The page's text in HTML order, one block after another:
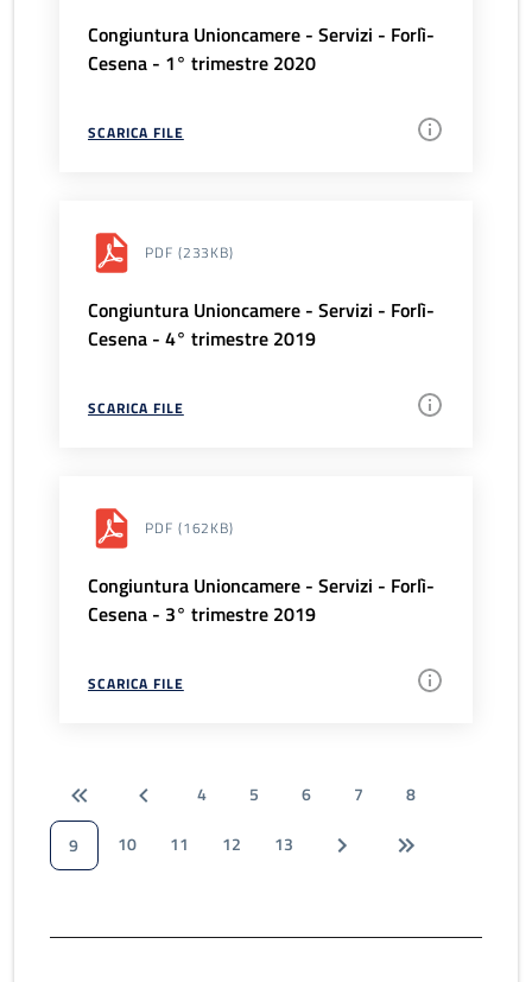
Congiuntura Unioncamere - Servizi - Forlì-
Cesena - 1° trimestre 2020
SCARICA FILE
PDF (233KB)
Congiuntura Unioncamere - Servizi - Forlì-
Cesena - 4° trimestre 2019
SCARICA FILE
PDF (162KB)
Congiuntura Unioncamere - Servizi - Forlì-
Cesena - 3° trimestre 2019
SCARICA FILE
4 5 6 7
8
9
10 11 12 13